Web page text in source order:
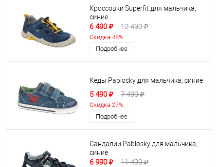
Кроссовки Superfit для мальчика,
синие
6 490 ₽ 12 490 ₽
Скидка 48%
Подробнее
Кеды Pablosky для мальчика, синие
5 490 ₽ 7 490 ₽
Скидка 27%
Подробнее
Сандалии Pablosky для мальчика,
синие
6 990 ₽ 11 490 ₽